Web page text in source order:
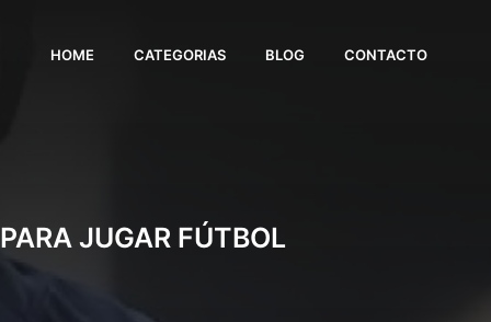
HOME CATEGORIAS BLOG CONTACTO
JUGAR FÚTBOL